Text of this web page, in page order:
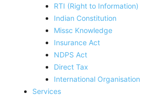
RTI (Right to Information)
Indian Constitution
Missc Knowledge
Insurance Act
NDPS Act
Direct Tax
International Organisation
Services